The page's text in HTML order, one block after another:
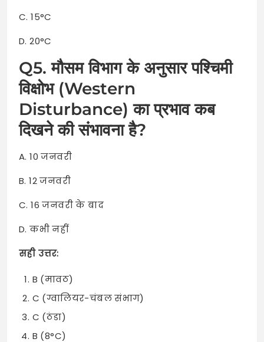
C. 15°C
D. 20°C
Q5. मौसम विभाग के अनुसार पश्चिमी
विक्षोभ (Western
Disturbance) का प्रभाव कब
दिखने की संभावना है?
A. 10 जनवरी
B. 12 जनवरी
C. 16 जनवरी के बाद
D. कभी नहीं
सही उत्तर:
B (मावठ)
C (ग्वालियर-चंबल संभाग)
C (ठंडा)
B (8°C)